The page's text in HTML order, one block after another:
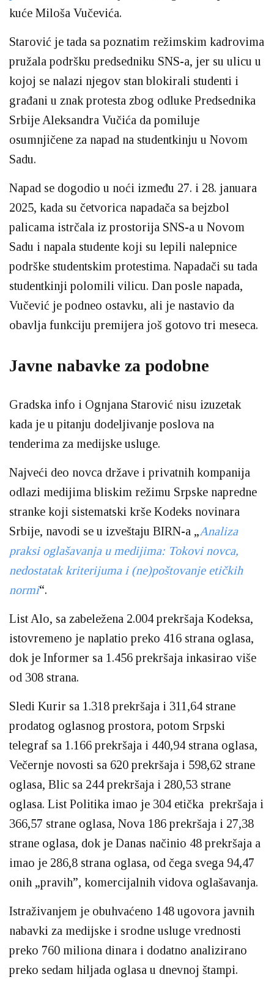
kuće Miloša Vučevića.
Starović je tada sa poznatim režimskim kadrovima
pružala podršku predsedniku SNS-a, jer su ulicu u
kojoj se nalazi njegov stan blokirali studenti i
građani u znak protesta zbog odluke Predsednika
Srbije Aleksandra Vučića da pomiluje
osumnjičene za napad na studentkinju u Novom
Sadu.
Napad se dogodio u noći između 27. i 28. januara
2025, kada su četvorica napadača sa bejzbol
palicama istrčala iz prostorija SNS-a u Novom
Sadu i napala studente koji su lepili nalepnice
podrške studentskim protestima. Napadači su tada
studentkinji polomili vilicu. Dan posle napada,
Vučević je podneo ostavku, ali je nastavio da
obavlja funkciju premijera još gotovo tri meseca.
Javne nabavke za podobne
Gradska info i Ognjana Starović nisu izuzetak
kada je u pitanju dodeljivanje poslova na
tenderima za medijske usluge.
Najveći deo novca države i privatnih kompanija
odlazi medijima bliskim režimu Srpske napredne
stranke koji sistematski krše Kodeks novinara
Srbije, navodi se u izveštaju BIRN-a „Analiza
praksi oglašavanja u medijima: Tokovi novca,
nedostatak kriterijuma i (ne)poštovanje etičkih
normi“.
List Alo, sa zabeležena 2.004 prekršaja Kodeksa,
istovremeno je naplatio preko 416 strana oglasa,
dok je Informer sa 1.456 prekršaja inkasirao više
od 308 strana.
Sledi Kurir sa 1.318 prekršaja i 311,64 strane
prodatog oglasnog prostora, potom Srpski
telegraf sa 1.166 prekršaja i 440,94 strana oglasa,
Večernje novosti sa 620 prekršaja i 598,62 strane
oglasa, Blic sa 244 prekršaja i 280,53 strane
oglasa. List Politika imao je 304 etička prekršaja i
366,57 strane oglasa, Nova 186 prekršaja i 27,38
strane oglasa, dok je Danas načinio 48 prekršaja a
imao je 286,8 strana oglasa, od čega svega 94,47
onih „pravih”, komercijalnih vidova oglašavanja.
Istraživanjem je obuhvaćeno 148 ugovora javnih
nabavki za medijske i srodne usluge vrednosti
preko 760 miliona dinara i dodatno analizirano
preko sedam hiljada oglasa u dnevnoj štampi.